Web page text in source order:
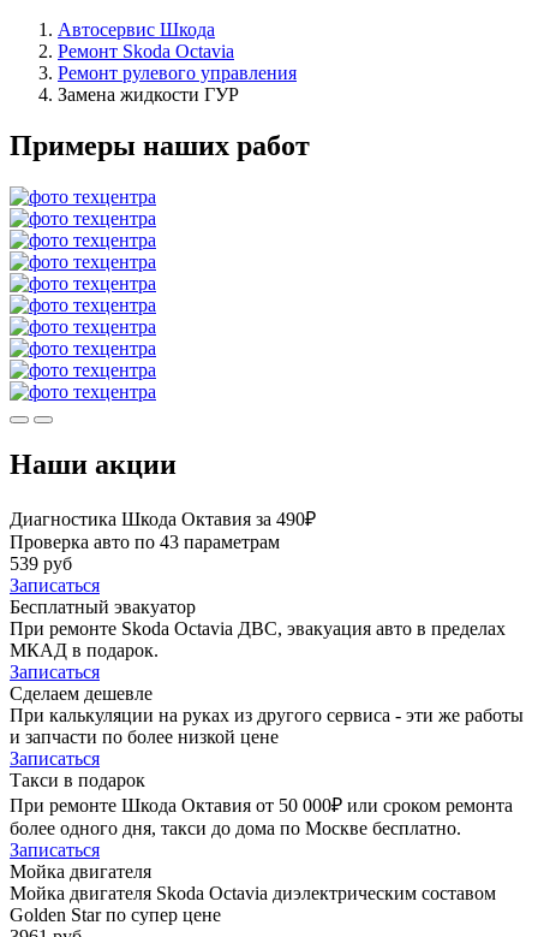
Автосервис Шкода
Ремонт Skoda Octavia
Ремонт рулевого управления
Замена жидкости ГУР
Примеры наших работ
Наши акции
Диагностика Шкода Октавия за 490₽
Проверка авто по 43 параметрам
539 руб
Записаться
Бесплатный эвакуатор
При ремонте Skoda Octavia ДВС, эвакуация авто в пределах
МКАД в подарок.
Записаться
Сделаем дешевле
При калькуляции на руках из другого сервиса - эти же работы
и запчасти по более низкой цене
Записаться
Такси в подарок
При ремонте Шкода Октавия от 50 000₽ или сроком ремонта
более одного дня, такси до дома по Москве бесплатно.
Записаться
Мойка двигателя
Мойка двигателя Skoda Octavia диэлектрическим составом
Golden Star по супер цене